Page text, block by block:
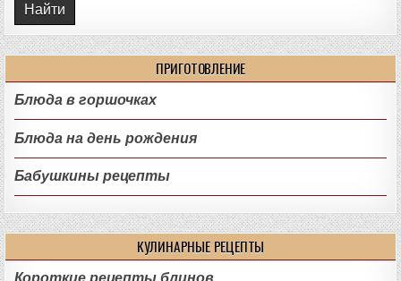
ПРИГОТОВЛЕНИЕ
Блюда в горшочках
Блюда на день рождения
Бабушкины рецепты
КУЛИНАРНЫЕ РЕЦЕПТЫ